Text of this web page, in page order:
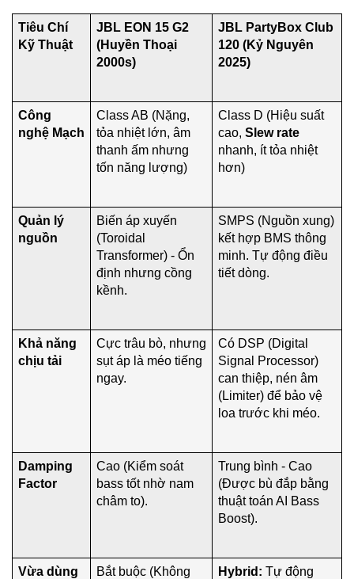
Tiêu Chí
Kỹ Thuật
JBL EON 15 G2
(Huyền Thoại
2000s)
JBL PartyBox Club
120 (Kỷ Nguyên
2025)
Công
nghệ Mạch
Class AB (Nặng,
tỏa nhiệt lớn, âm
thanh ấm nhưng
tốn năng lượng)
Class D (Hiệu suất
cao, Slew rate
nhanh, ít tỏa nhiệt
hơn)
Quản lý
nguồn
Biến áp xuyến
(Toroidal
Transformer) - Ổn
định nhưng cồng
kềnh.
SMPS (Nguồn xung)
kết hợp BMS thông
minh. Tự động điều
tiết dòng.
Khả năng
chịu tải
Cực trâu bò, nhưng
sụt áp là méo tiếng
ngay.
Có DSP (Digital
Signal Processor)
can thiệp, nén âm
(Limiter) để bảo vệ
loa trước khi méo.
Damping
Factor
Cao (Kiểm soát
bass tốt nhờ nam
châm to).
Trung bình - Cao
(Được bù đắp bằng
thuật toán AI Bass
Boost).
Vừa dùng
Bắt buộc (Không
Hybrid: Tự động